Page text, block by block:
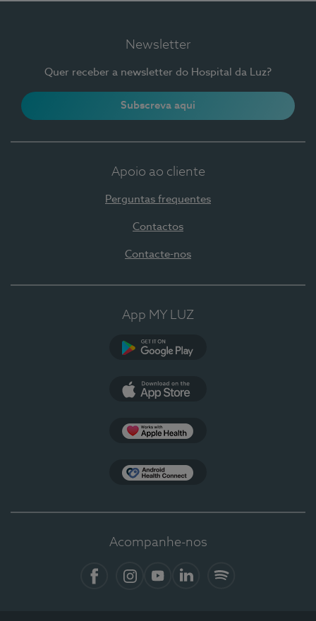
Newsletter
Quer receber a newsletter do Hospital da Luz?
Subscreva aqui
Apoio ao cliente
Perguntas frequentes
Contactos
Contacte-nos
App MY LUZ
Acompanhe-nos